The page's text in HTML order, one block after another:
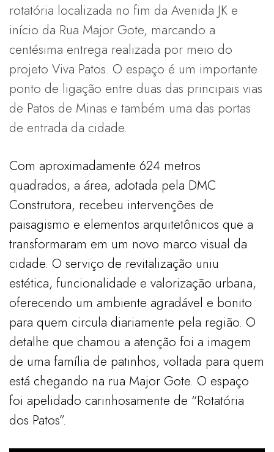
rotatória localizada no fim da Avenida JK e
início da Rua Major Gote, marcando a
centésima entrega realizada por meio do
projeto Viva Patos. O espaço é um importante
ponto de ligação entre duas das principais vias
de Patos de Minas e também uma das portas
de entrada da cidade.
Com aproximadamente 624 metros
quadrados, a área, adotada pela DMC
Construtora, recebeu intervenções de
paisagismo e elementos arquitetônicos que a
transformaram em um novo marco visual da
cidade. O serviço de revitalização uniu
estética, funcionalidade e valorização urbana,
oferecendo um ambiente agradável e bonito
para quem circula diariamente pela região. O
detalhe que chamou a atenção foi a imagem
de uma família de patinhos, voltada para quem
está chegando na rua Major Gote. O espaço
foi apelidado carinhosamente de “Rotatória
dos Patos”.